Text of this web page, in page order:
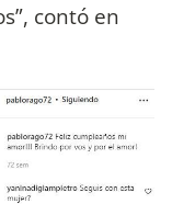
contó en